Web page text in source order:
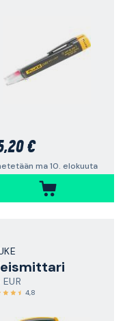
€
ma 10. elokuuta
EUR
4,8